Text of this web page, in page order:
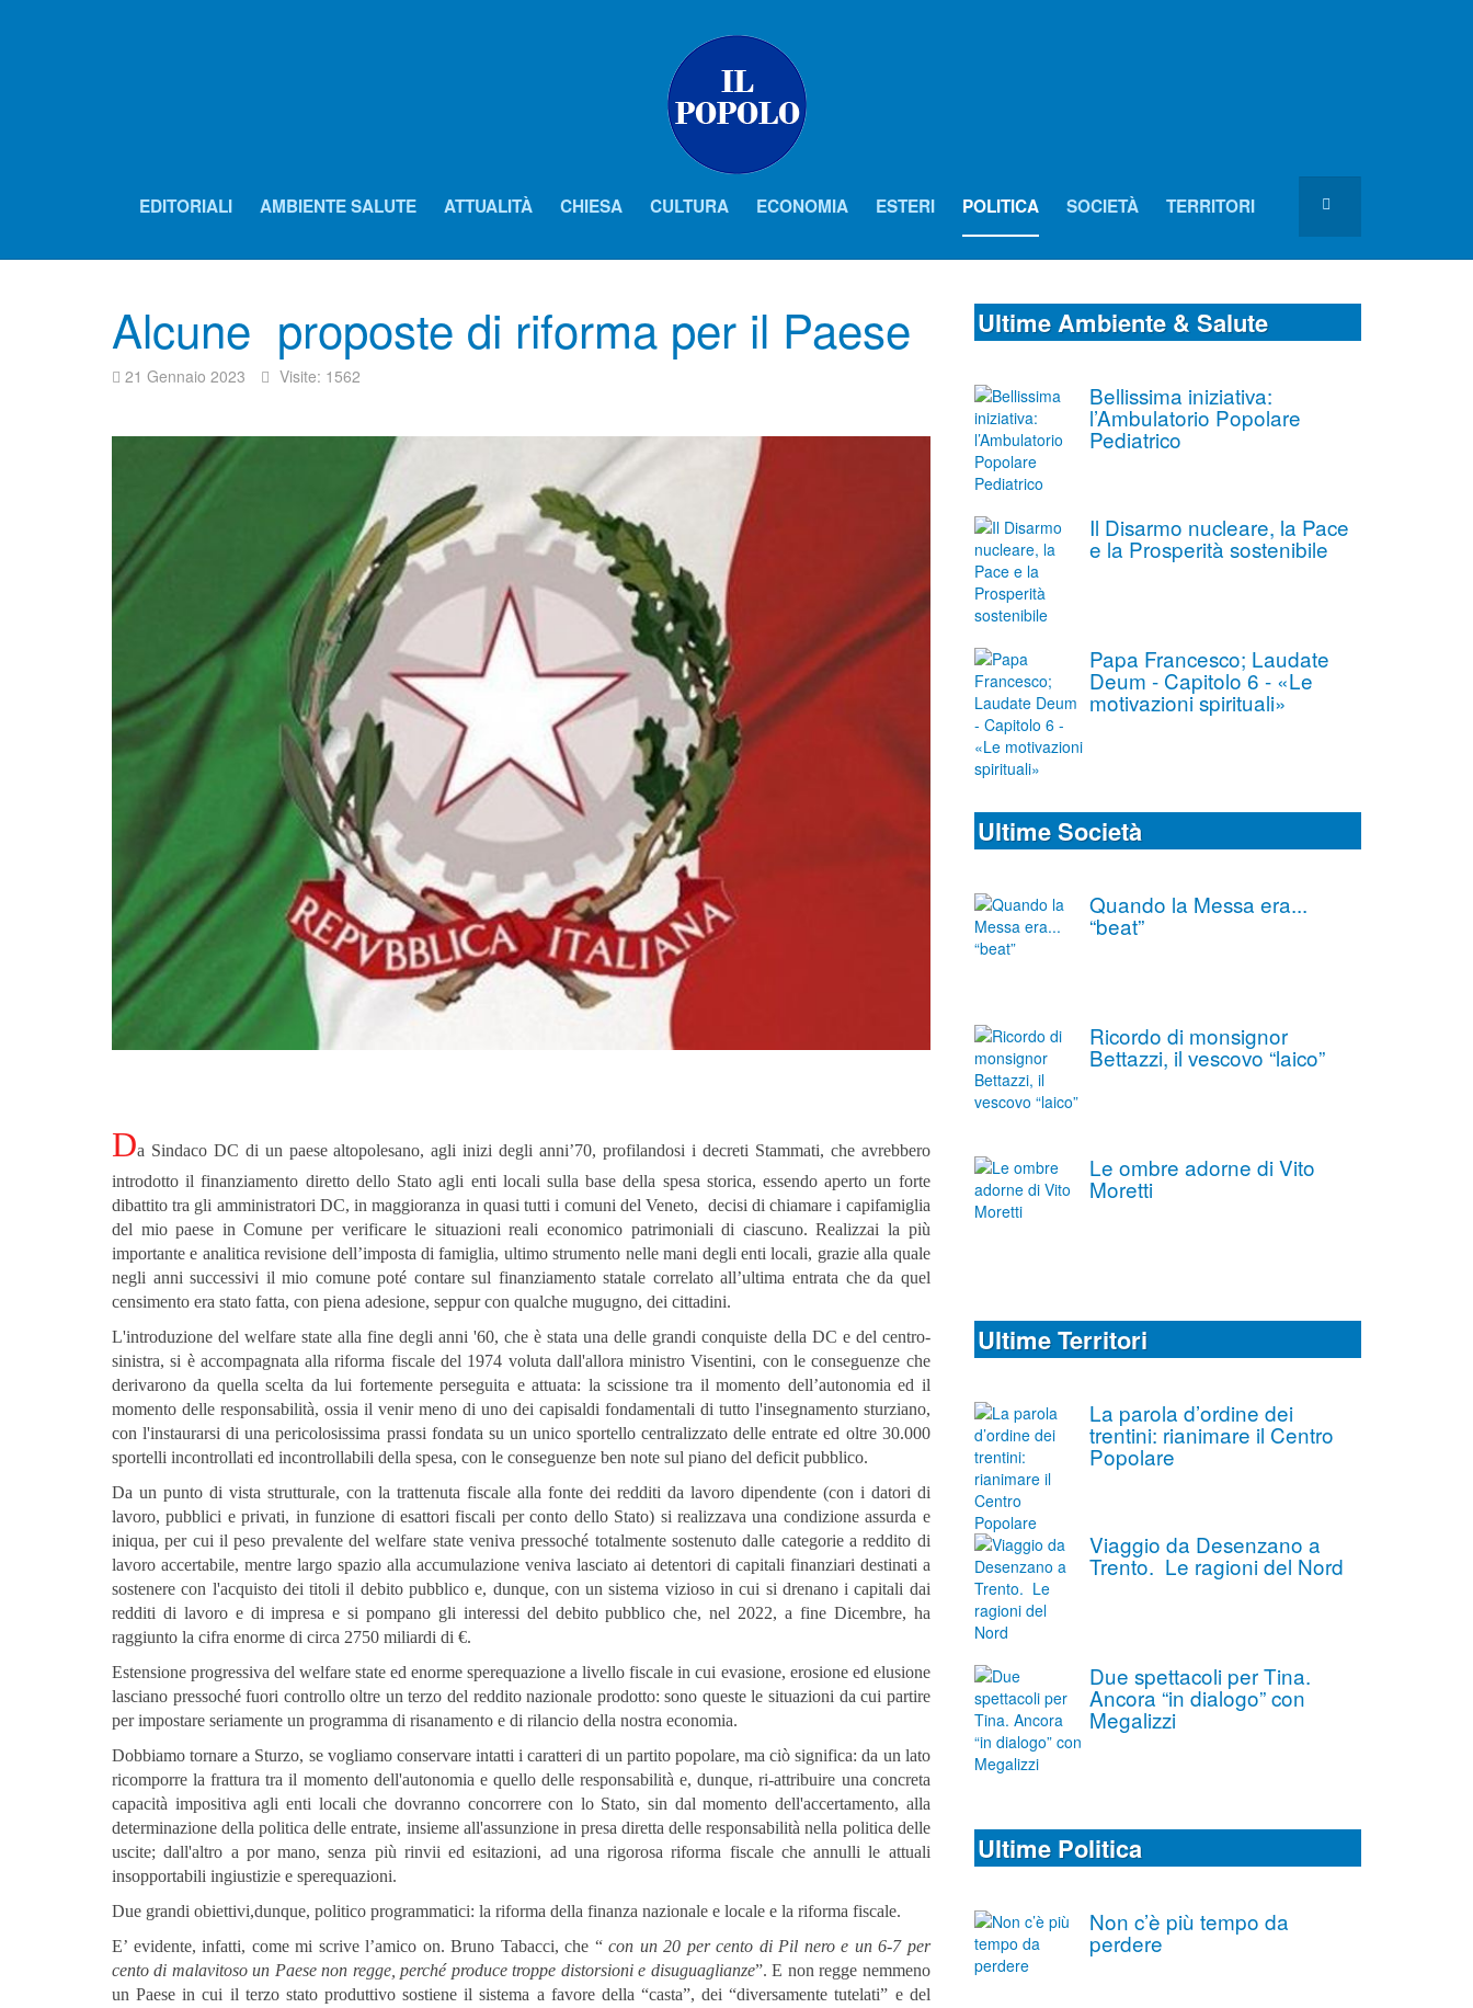
EDITORIALI AMBIENTE SALUTE ATTUALITÀ CHIESA CULTURA ECONOMIA ESTERI POLITICA SOCIETÀ TERRITORI
Alcune proposte di riforma per il Paese
21 Gennaio 2023 Visite: 1562
Da Sindaco DC di un paese altopolesano, agli inizi degli anni’70, profilandosi i decreti Stammati, che avrebbero
introdotto il finanziamento diretto dello Stato agli enti locali sulla base della spesa storica, essendo aperto un forte
dibattito tra gli amministratori DC, in maggioranza in quasi tutti i comuni del Veneto, decisi di chiamare i capifamiglia
del mio paese in Comune per verificare le situazioni reali economico patrimoniali di ciascuno. Realizzai la più
importante e analitica revisione dell’imposta di famiglia, ultimo strumento nelle mani degli enti locali, grazie alla quale
negli anni successivi il mio comune poté contare sul finanziamento statale correlato all’ultima entrata che da quel
censimento era stato fatta, con piena adesione, seppur con qualche mugugno, dei cittadini.
L'introduzione del welfare state alla fine degli anni '60, che è stata una delle grandi conquiste della DC e del centro-
sinistra, si è accompagnata alla riforma fiscale del 1974 voluta dall'allora ministro Visentini, con le conseguenze che
derivarono da quella scelta da lui fortemente perseguita e attuata: la scissione tra il momento dell’autonomia ed il
momento delle responsabilità, ossia il venir meno di uno dei capisaldi fondamentali di tutto l'insegnamento sturziano,
con l'instaurarsi di una pericolosissima prassi fondata su un unico sportello centralizzato delle entrate ed oltre 30.000
sportelli incontrollati ed incontrollabili della spesa, con le conseguenze ben note sul piano del deficit pubblico.
Da un punto di vista strutturale, con la trattenuta fiscale alla fonte dei redditi da lavoro dipendente (con i datori di
lavoro, pubblici e privati, in funzione di esattori fiscali per conto dello Stato) si realizzava una condizione assurda e
iniqua, per cui il peso prevalente del welfare state veniva pressoché totalmente sostenuto dalle categorie a reddito di
lavoro accertabile, mentre largo spazio alla accumulazione veniva lasciato ai detentori di capitali finanziari destinati a
sostenere con l'acquisto dei titoli il debito pubblico e, dunque, con un sistema vizioso in cui si drenano i capitali dai
redditi di lavoro e di impresa e si pompano gli interessi del debito pubblico che, nel 2022, a fine Dicembre, ha
raggiunto la cifra enorme di circa 2750 miliardi di €.
Estensione progressiva del welfare state ed enorme sperequazione a livello fiscale in cui evasione, erosione ed elusione
lasciano pressoché fuori controllo oltre un terzo del reddito nazionale prodotto: sono queste le situazioni da cui partire
per impostare seriamente un programma di risanamento e di rilancio della nostra economia.
Dobbiamo tornare a Sturzo, se vogliamo conservare intatti i caratteri di un partito popolare, ma ciò significa: da un lato
ricomporre la frattura tra il momento dell'autonomia e quello delle responsabilità e, dunque, ri-attribuire una concreta
capacità impositiva agli enti locali che dovranno concorrere con lo Stato, sin dal momento dell'accertamento, alla
determinazione della politica delle entrate, insieme all'assunzione in presa diretta delle responsabilità nella politica delle
uscite; dall'altro a por mano, senza più rinvii ed esitazioni, ad una rigorosa riforma fiscale che annulli le attuali
insopportabili ingiustizie e sperequazioni.
Due grandi obiettivi,dunque, politico programmatici: la riforma della finanza nazionale e locale e la riforma fiscale.
E’ evidente, infatti, come mi scrive l’amico on. Bruno Tabacci, che “con un 20 per cento di Pil nero e un 6-7 per
cento di malavitoso un Paese non regge, perché produce troppe distorsioni e disuguaglianze”. E non regge nemmeno
un Paese in cui il terzo stato produttivo sostiene il sistema a favore della “casta”, dei “diversamente tutelati” e del
Ultime Ambiente & Salute
Bellissima iniziativa:
l’Ambulatorio Popolare
Pediatrico
Il Disarmo nucleare, la Pace
e la Prosperità sostenibile
Papa Francesco; Laudate
Deum - Capitolo 6 - «Le
motivazioni spirituali»
Ultime Società
Quando la Messa era...
“beat”
Ricordo di monsignor
Bettazzi, il vescovo “laico”
Le ombre adorne di Vito
Moretti
Ultime Territori
La parola d’ordine dei
trentini: rianimare il Centro
Popolare
Viaggio da Desenzano a
Trento. Le ragioni del Nord
Due spettacoli per Tina.
Ancora “in dialogo” con
Megalizzi
Ultime Politica
Non c’è più tempo da
perdere